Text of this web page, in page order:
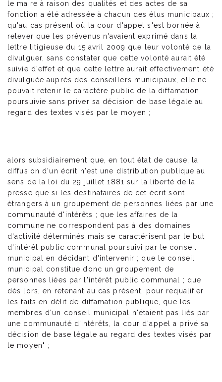
le maire à raison des qualités et des actes de sa
fonction a été adressée à chacun des élus municipaux ;
qu'au cas présent où la cour d'appel s'est bornée à
relever que les prévenus n'avaient exprimé dans la
lettre litigieuse du 15 avril 2009 que leur volonté de la
divulguer, sans constater que cette volonté aurait été
suivie d'effet et que cette lettre aurait effectivement été
divulguée auprès des conseillers municipaux, elle ne
pouvait retenir le caractère public de la diffamation
poursuivie sans priver sa décision de base légale au
regard des textes visés par le moyen ;
alors subsidiairement que, en tout état de cause, la
diffusion d'un écrit n'est une distribution publique au
sens de la loi du 29 juillet 1881 sur la liberté de la
presse que si les destinataires de cet écrit sont
étrangers à un groupement de personnes liées par une
communauté d'intérêts ; que les affaires de la
commune ne correspondent pas à des domaines
d'activité déterminés mais se caractérisent par le but
d'intérêt public communal poursuivi par le conseil
municipal en décidant d'intervenir ; que le conseil
municipal constitue donc un groupement de
personnes liées par l'intérêt public communal ; que
dès lors, en retenant au cas présent, pour requalifier
les faits en délit de diffamation publique, que les
membres d'un conseil municipal n'étaient pas liés par
une communauté d'intérêts, la cour d'appel a privé sa
décision de base légale au regard des textes visés par
le moyen" ;